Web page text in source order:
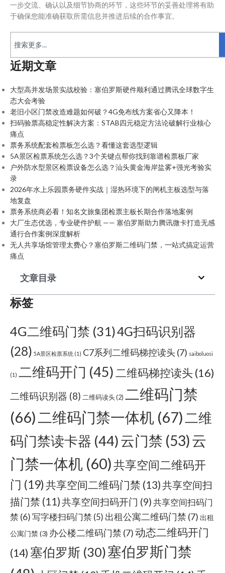
一步交流、确认以及细节协商的环节，这些环节的妥善处理将有助
于确保您能准确获取所需信息并推进后续的合作事宜。
近期文章
大型高并发场景实战校验：塞伯罗斯硬件顺利通过腾讯全球数字生
态大会考验
老旧小区门禁改造难题如何破？4G免布线方案省心又降本！
扫码验票高稳定性解决方案：STAB四元稳定方法论破解行业核心
痛点
票务系统配套检票板怎么选？看懂这套选型逻辑
5A景区检票系统怎么选？3个关键点帮你找到靠谱检票板厂家
户外防水型景区检票设备怎么选？汕头黄金海岸盐雾+强光考验实
录
2026年水上乐园票务硬件实战｜湿热环境下的闸机主板选型与落
地复盘
票务系统商必看！知名文旅集团检票主板长期合作落地案例
大厂生态优选，专业硬件护航 —— 塞伯罗斯助力腾讯微卡打造无感
通行合作案例深度解析
无人共享场馆管理太费心？塞伯罗斯二维码门禁，一站式搞定运营
痛点
文章目录
标签
4G二维码门禁 (31)4G扫码识别器
(28) 5A景区检票系统 (1) C7系列二维码梯控读头(7) saiboluosi
(1) 二维码开门 (45)二维码梯控读头 (16)
二维码识别器 (8) 二维码读头(2) 二维码门禁
(66) 二维码门禁一体机 (67) 二维
码门禁读卡器 (44)云门禁 (53)云
门禁一体机 (60)共享空间二维码开
门 (19) 共享空间二维码门禁 (13)共享空间扫
描门禁 (11)共享空间扫码开门 (9)共享空间扫码门
禁 (6) 写字楼扫码门禁 (5) 出租公寓二维码门禁 (7) 出租
公寓门禁 (3) 办公楼二维码门禁 (7)动态二维码开门
(14) 塞伯罗斯 (30)塞伯罗斯门禁